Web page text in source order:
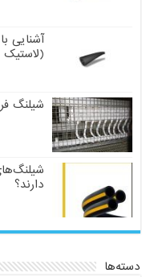
آشنایی
(لاستیک
شیلنگ
دارند؟
دسته‌ها